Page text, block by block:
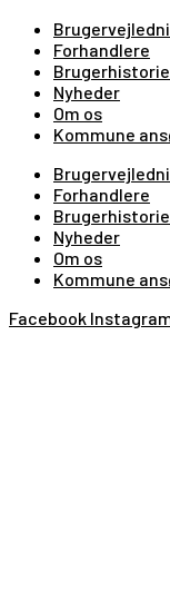
Forhandlere
Nyheder
Om os
Kommune
Forhandlere
Nyheder
Om os
Kommune
Facebook